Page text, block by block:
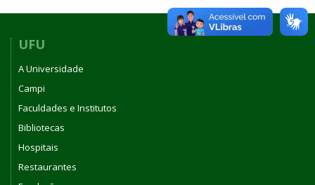
2025
INSTITUTO
DA
UNIVERSIDADE
FEDERAL
UBERLÂNDIA
UFU
A Universidade
Campi
Faculdades e Institutos
Bibliotecas
Hospitais
Restaurantes